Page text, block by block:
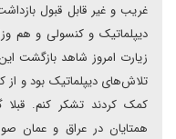
غریب و غیر قابل قبول
دیپلماتیک و کنسولی و هم
زیارت امروز شاهد بازگشت
تلاش‌های دیپلماتیک بود و
کمک کردند تشکر کنم.
همتایان در عراق و عمان